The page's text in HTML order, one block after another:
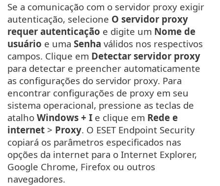
Se a comunicação com o servidor proxy exigir
autenticação, selecione O servidor proxy
requer autenticação e digite um Nome de
usuário e uma Senha válidos nos respectivos
campos. Clique em Detectar servidor proxy
para detectar e preencher automaticamente
as configurações do servidor proxy. Para
encontrar configurações de proxy em seu
sistema operacional, pressione as teclas de
atalho Windows + I e clique em Rede e
internet > Proxy. O ESET Endpoint Security
copiará os parâmetros especificados nas
opções da internet para o Internet Explorer,
Google Chrome, Firefox ou outros
navegadores.